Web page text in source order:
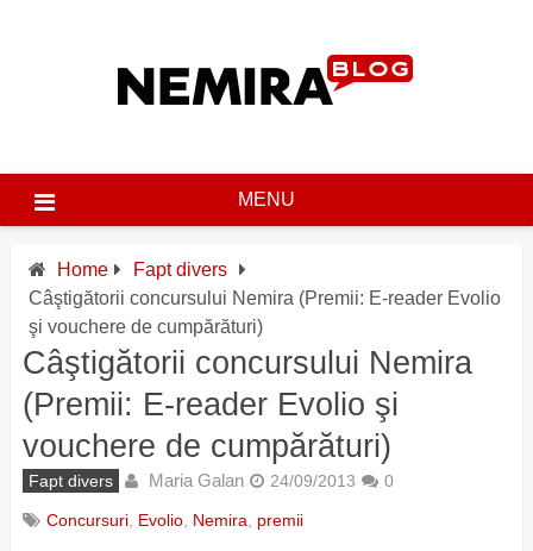
MENU
Home
Fapt divers
Câştigătorii concursului Nemira (Premii: E-reader Evolio
şi vouchere de cumpărături)
Câştigătorii concursului Nemira
(Premii: E-reader Evolio şi
vouchere de cumpărături)
Fapt divers Maria Galan 24/09/2013 0
Concursuri, Evolio, Nemira premii